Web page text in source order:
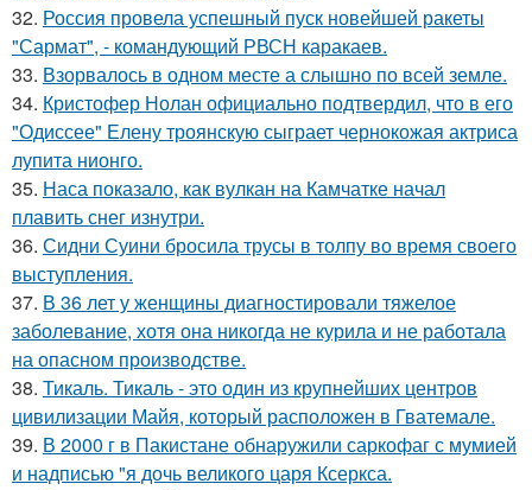
32. Россия провела успешный пуск новейшей ракеты
"Сармат", - командующий РВСН каракаев.
33. Взорвалось в одном месте а слышно по всей земле.
34. Кристофер Нолан официально подтвердил, что в его
"Одиссее" Елену троянскую сыграет чернокожая актриса
лупита нионго.
35. Наса показало, как вулкан на Камчатке начал
плавить снег изнутри.
36. Сидни Суини бросила трусы в толпу во время своего
выступления.
37. В 36 лет у женщины диагностировали тяжелое
заболевание, хотя она никогда не курила и не работала
на опасном производстве.
38. Тикаль. Тикаль - это один из крупнейших центров
цивилизации Майя, который расположен в Гватемале.
39. В 2000 г в Пакистане обнаружили саркофаг с мумией
и надписью "я дочь великого царя Ксеркса.